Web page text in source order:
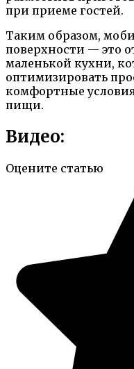
при приеме гостей.
Таким образом,
поверхности — это
маленькой кухни,
оптимизировать
комфортные
пищи.
Видео:
Оцените статью